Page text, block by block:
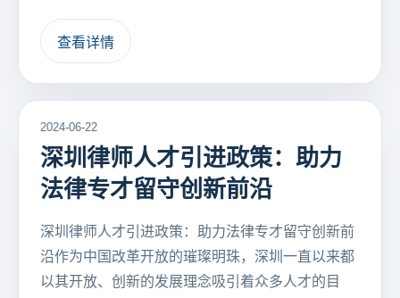
查看详情
2024-06-22
深圳律师人才引进政策：助力
法律专才留守创新前沿
深圳律师人才引进政策：助力法律专才留守创新前
沿作为中国改革开放的璀璨明珠，深圳一直以来都
以其开放、创新的发展理念吸引着众多人才的目